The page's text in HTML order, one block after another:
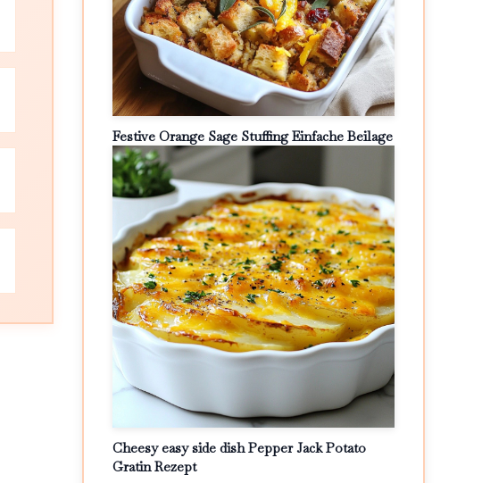
Festive Orange Sage Stuffing Einfache Beilage
Cheesy easy side dish Pepper Jack Potato
Gratin Rezept